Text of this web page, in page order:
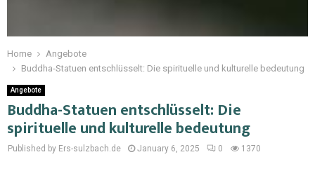
Home
Angebote
Buddha-Statuen entschlüsselt: Die spirituelle und kulturelle bedeutung
Angebote
Buddha-Statuen entschlüsselt: Die
spirituelle und kulturelle bedeutung
Published by Ers-sulzbach.de January 6, 2025 0 1370